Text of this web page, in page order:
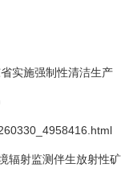
实施强制性清洁生产
辐射监测伴生放射性矿